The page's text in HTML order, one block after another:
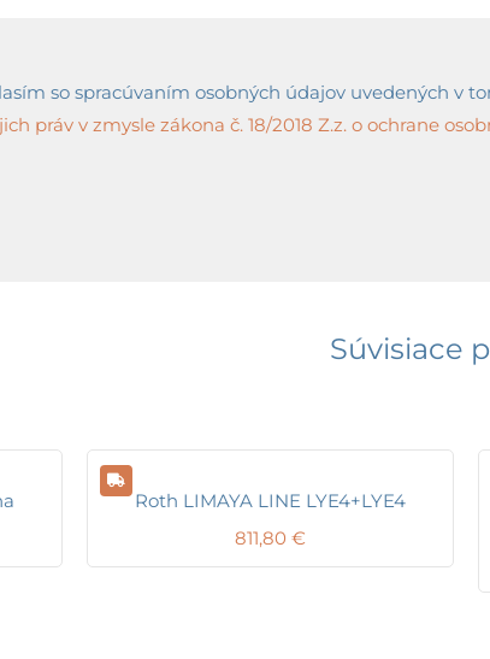
so spracúvaním osobných údajov uvedených v
práv v zmysle zákona č. 18/2018 Z.z. o ochrane
Súvisiace
Roth LIMAYA LINE LYE4+LYE4
811,80 €